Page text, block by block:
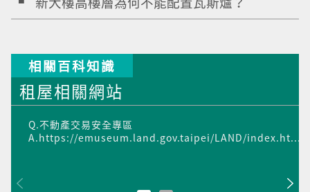
相關百科知識
租屋相關網站
Q.不動產交易安全專區
A.https://emuseum.land.gov.taipei/LAND/index.ht...